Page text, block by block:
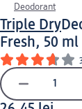
Deodorant
Triple Dry
Fresh, 50 ml